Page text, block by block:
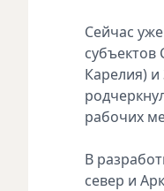
Сейчас
субъектов
Карелия)
рабочих
В
север и